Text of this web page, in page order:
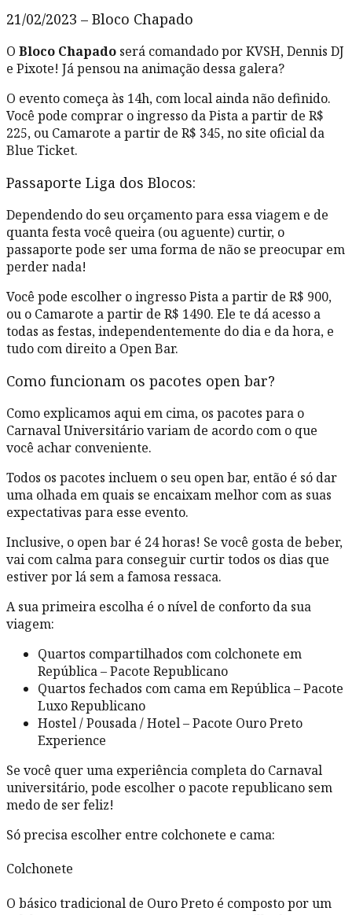
21/02/2023 – Bloco Chapado
O Bloco Chapado será comandado por KVSH, Dennis DJ
e Pixote! Já pensou na animação dessa galera?
O evento começa às 14h, com local ainda não definido.
Você pode comprar o ingresso da Pista a partir de R$
225, ou Camarote a partir de R$ 345, no site oficial da
Blue Ticket.
Passaporte Liga dos Blocos:
Dependendo do seu orçamento para essa viagem e de
quanta festa você queira (ou aguente) curtir, o
passaporte pode ser uma forma de não se preocupar em
perder nada!
Você pode escolher o ingresso Pista a partir de R$ 900,
ou o Camarote a partir de R$ 1490. Ele te dá acesso a
todas as festas, independentemente do dia e da hora, e
tudo com direito a Open Bar.
Como funcionam os pacotes open bar?
Como explicamos aqui em cima, os pacotes para o
Carnaval Universitário variam de acordo com o que
você achar conveniente.
Todos os pacotes incluem o seu open bar, então é só dar
uma olhada em quais se encaixam melhor com as suas
expectativas para esse evento.
Inclusive, o open bar é 24 horas! Se você gosta de beber,
vai com calma para conseguir curtir todos os dias que
estiver por lá sem a famosa ressaca.
A sua primeira escolha é o nível de conforto da sua
viagem:
Quartos compartilhados com colchonete em
República – Pacote Republicano
Quartos fechados com cama em República – Pacote
Luxo Republicano
Hostel / Pousada / Hotel – Pacote Ouro Preto
Experience
Se você quer uma experiência completa do Carnaval
universitário, pode escolher o pacote republicano sem
medo de ser feliz!
Só precisa escolher entre colchonete e cama:
Colchonete
O básico tradicional de Ouro Preto é composto por um